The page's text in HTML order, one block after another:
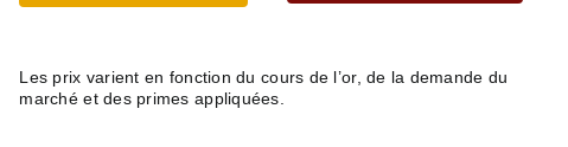
Les prix varient en fonction du cours de l’or, de la demande du
marché et des primes appliquées.